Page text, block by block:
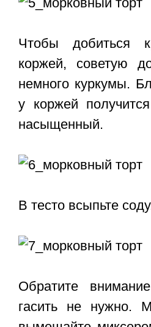
Чтобы добиться
коржей, советую
немного куркумы.
у коржей
насыщенный.
В тесто всыпьте
Обратите
гасить не нужно.